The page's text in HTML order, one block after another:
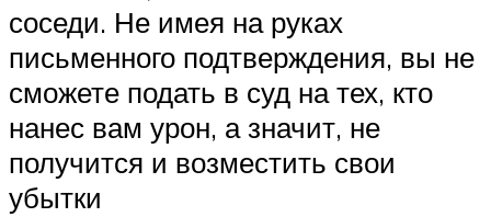
соседи. Не имея на руках
письменного подтверждения, вы не
сможете подать в суд на тех, кто
нанес вам урон, а значит, не
получится и возместить свои
убытки